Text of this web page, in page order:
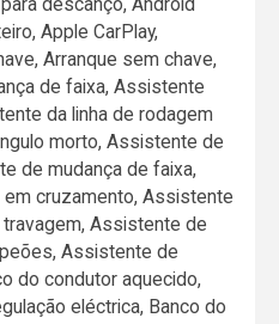
descanço, Android
Apple CarPlay,
Arranque sem chave,
de faixa, Assistente
da linha de rodagem
morto, Assistente de
de mudança de faixa,
cruzamento, Assistente
Assistente de
Assistente de
do condutor aquecido,
eléctrica, Banco do